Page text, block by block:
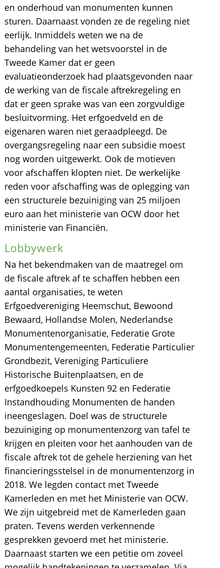
en onderhoud van monumenten kunnen
sturen. Daarnaast vonden ze de regeling niet
eerlijk. Inmiddels weten we na de
behandeling van het wetsvoorstel in de
Tweede Kamer dat er geen
evaluatieonderzoek had plaatsgevonden naar
de werking van de fiscale aftrekregeling en
dat er geen sprake was van een zorgvuldige
besluitvorming. Het erfgoedveld en de
eigenaren waren niet geraadpleegd. De
overgangsregeling naar een subsidie moest
nog worden uitgewerkt. Ook de motieven
voor afschaffen klopten niet. De werkelijke
reden voor afschaffing was de oplegging van
een structurele bezuiniging van 25 miljoen
euro aan het ministerie van OCW door het
ministerie van Financiën.
Lobbywerk
Na het bekendmaken van de maatregel om
de fiscale aftrek af te schaffen hebben een
aantal organisaties, te weten
Erfgoedvereniging Heemschut, Bewoond
Bewaard, Hollandse Molen, Nederlandse
Monumentenorganisatie, Federatie Grote
Monumentengemeenten, Federatie Particulier
Grondbezit, Vereniging Particuliere
Historische Buitenplaatsen, en de
erfgoedkoepels Kunsten 92 en Federatie
Instandhouding Monumenten de handen
ineengeslagen. Doel was de structurele
bezuiniging op monumentenzorg van tafel te
krijgen en pleiten voor het aanhouden van de
fiscale aftrek tot de gehele herziening van het
financieringsstelsel in de monumentenzorg in
2018. We legden contact met Tweede
Kamerleden en met het Ministerie van OCW.
We zijn uitgebreid met de Kamerleden gaan
praten. Tevens werden verkennende
gesprekken gevoerd met het ministerie.
Daarnaast starten we een petitie om zoveel